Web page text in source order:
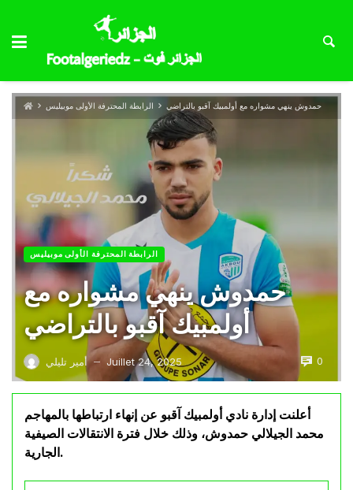
الرابطة المحترفة الأولى موبيليس حمدوش ينهي مشواره مع أولمبيك آقبو بالتراضي
الرابطة المحترفة الأولى موبيليس
حمدوش ينهي مشواره مع
أولمبيك آقبو بالتراضي
أمير تليلي — Juillet 24, 2025 0
أعلنت إدارة نادي أولمبيك آقبو عن إنهاء ارتباطها بالمهاجم
محمد الجيلالي حمدوش، وذلك خلال فترة الانتقالات الصيفية
الجارية.